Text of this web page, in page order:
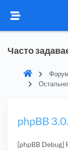
Часто
phpBB
[phpBB Debug]